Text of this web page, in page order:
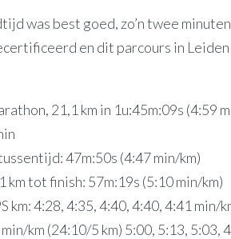
was best goed, zo’n twee
en dit parcours in
21,1 km in 1u:45m:09s (4:59
47m:50s (4:47 min/km)
km tot finish: 57m:19s (5:10 min/km)
km: 4:28, 4:35, 4:40, 4:40, 4:41 min/
km (24:10/5 km) 5:00, 5:13, 5:03,